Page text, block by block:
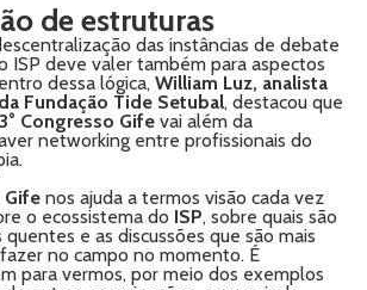
de estruturas
das instâncias de debate
ISP deve valer também para aspectos
dessa lógica, William Luz, analista
Fundação Tide Setubal, destacou que
Congresso Gife vai além da
networking entre profissionais do
Gife nos ajuda a termos visão cada vez
o ecossistema do ISP, sobre quais são
quentes e as discussões que são mais
no campo no momento. É
para vermos, por meio dos exemplos